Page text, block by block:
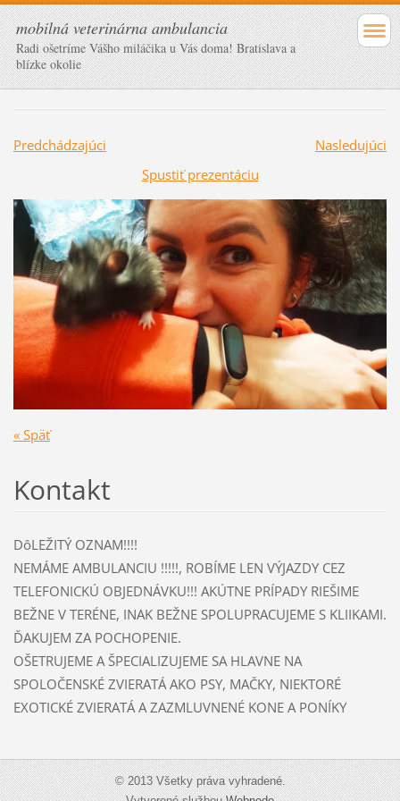
mobilná veterinárna ambulancia
Radi ošetríme Vášho miláčika u Vás doma! Bratislava a
blízke okolie
Predchádzajúci
Nasledujúci
Spustiť prezentáciu
« Späť
Kontakt
DôLEŽITÝ OZNAM!!!!
NEMÁME AMBULANCIU !!!!!, ROBÍME LEN VÝJAZDY CEZ
TELEFONICKÚ OBJEDNÁVKU!!! AKÚTNE PRÍPADY RIEŠIME
BEŽNE V TERÉNE, INAK BEŽNE SPOLUPRACUJEME S KLIIKAMI.
ĎAKUJEM ZA POCHOPENIE.
OŠETRUJEME A ŠPECIALIZUJEME SA HLAVNE NA
SPOLOČENSKÉ ZVIERATÁ AKO PSY, MAČKY, NIEKTORÉ
EXOTICKÉ ZVIERATÁ A ZAZMLUVNENÉ KONE A PONÍKY
© 2013 Všetky práva vyhradené.